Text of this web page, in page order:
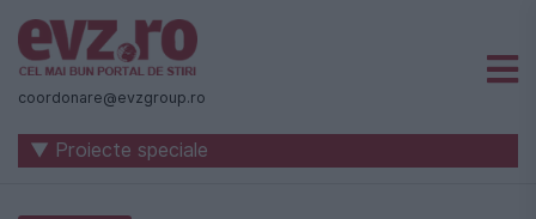
Știri
naționale
internaționale
coordonare@evzgroup.ro
▼ Proiecte speciale